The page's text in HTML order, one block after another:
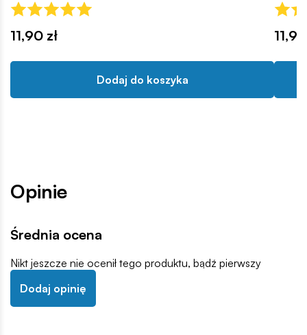
11,90 zł
Dodaj do koszyka
Opinie
Średnia ocena
Nikt jeszcze nie ocenił tego produktu, bądź pierwszy
Dodaj opinię